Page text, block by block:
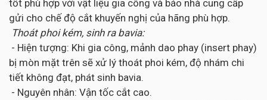
tốt phù hợp với vật liệu gia công và báo nhà cung cấp
gửi cho chế độ cắt khuyến nghị của hãng phù hợp.
Thoát phoi kém, sinh ra bavia:
- Hiện tượng: Khi gia công, mảnh dao phay (insert phay)
bị mòn mặt trên sẽ xử lý thoát phoi kém, độ nhám chi
tiết không đạt, phát sinh bavia.
- Nguyên nhân: Vận tốc cắt cao.